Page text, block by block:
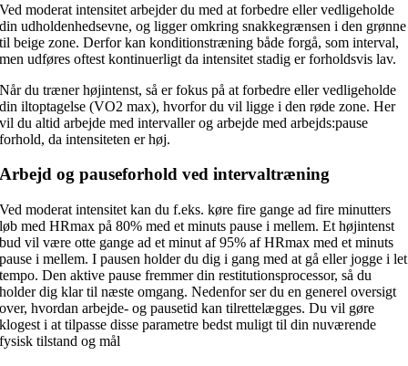
Ved moderat intensitet arbejder du med at forbedre eller vedligeholde
din udholdenhedsevne, og ligger omkring snakkegrænsen i den grønne
til beige zone. Derfor kan konditionstræning både forgå, som interval,
men udføres oftest kontinuerligt da intensitet stadig er forholdsvis lav.
Når du træner højintenst, så er fokus på at forbedre eller vedligeholde
din iltoptagelse (VO2 max), hvorfor du vil ligge i den røde zone. Her
vil du altid arbejde med intervaller og arbejde med arbejds:pause
forhold, da intensiteten er høj.
Arbejd og pauseforhold ved intervaltræning
Ved moderat intensitet kan du f.eks. køre fire gange ad fire minutters
løb med HRmax på 80% med et minuts pause i mellem. Et højintenst
bud vil være otte gange ad et minut af 95% af HRmax med et minuts
pause i mellem. I pausen holder du dig i gang med at gå eller jogge i let
tempo. Den aktive pause fremmer din restitutionsprocessor, så du
holder dig klar til næste omgang. Nedenfor ser du en generel oversigt
over, hvordan arbejde- og pausetid kan tilrettelægges. Du vil gøre
klogest i at tilpasse disse parametre bedst muligt til din nuværende
fysisk tilstand og mål